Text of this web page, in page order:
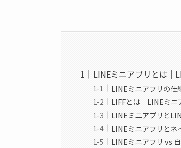
LINEミニアプリとは｜
LINEミニアプリの仕
LIFFとは｜LINEミニ
LINEミニアプリと
LINEミニアプリとネ
LINEミニアプリ vs